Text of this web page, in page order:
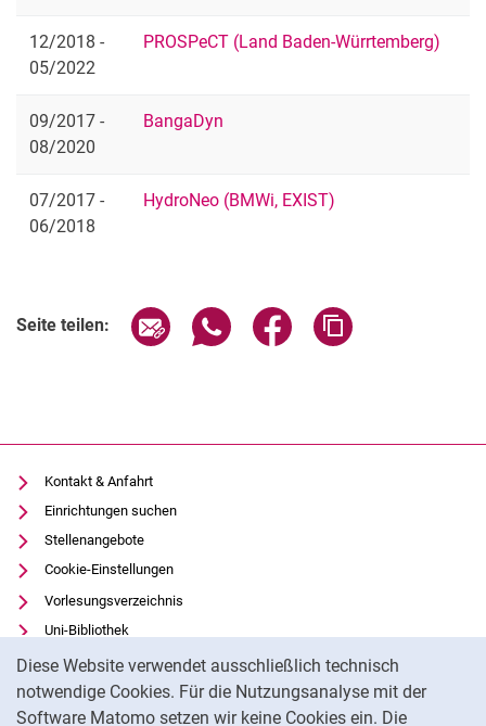
Diese Website verwendet ausschließlich technisch
notwendige Cookies. Für die Nutzungsanalyse mit der
Software Matomo setzen wir keine Cookies ein. Die
12/2018 -
05/2022
PROSPeCT (Land Baden-Würrtemberg)
09/2017 -
08/2020
BangaDyn
07/2017 -
06/2018
HydroNeo (BMWi, EXIST)
Seite teilen: Seite über E-Mail teilen
Seite über WhatsApp teilen
Seite über Facebook
Kontakt & Anfahrt
Einrichtungen suchen
Stellenangebote
Cookie-Einstellungen
Vorlesungsverzeichnis
Uni-Bibliothek
Moodle
Panopto
Datenschutz